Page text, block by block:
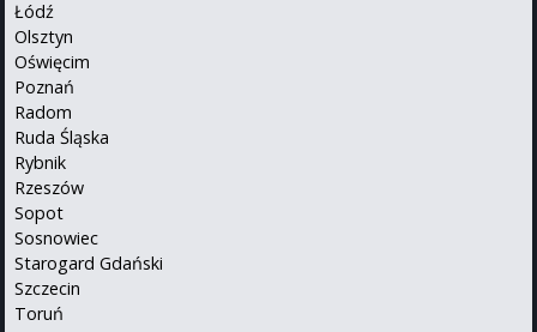
Łódź
Olsztyn
Oświęcim
Poznań
Radom
Ruda Śląska
Rybnik
Rzeszów
Sopot
Sosnowiec
Starogard Gdański
Szczecin
Toruń